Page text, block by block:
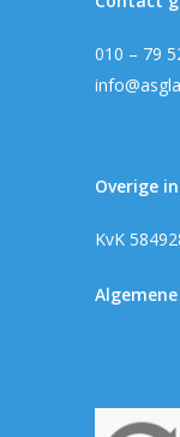
010 – 79
Overige
KvK